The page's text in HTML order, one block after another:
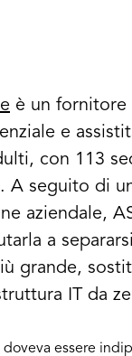
è un fornitore
e
con 113
A seguito di
aziendale,
a
grande,
IT da
doveva essere